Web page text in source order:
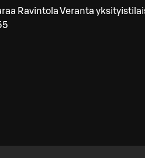
Ravintola Veranta